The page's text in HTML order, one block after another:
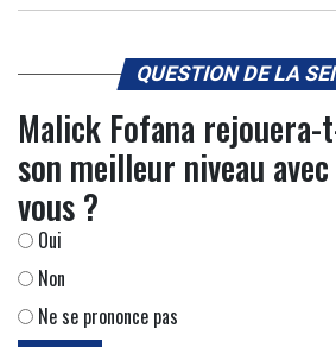
QUESTION DE LA
Malick Fofana
son meilleur niveau
vous ?
Oui
Non
Ne se prononce pas